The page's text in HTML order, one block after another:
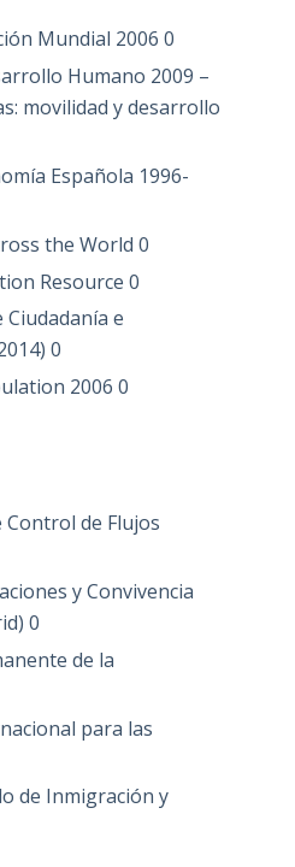
Mundial 2006 0
Humano 2009 –
movilidad y desarrollo
Española 1996-
the World 0
Resource 0
Ciudadanía e
0
2006 0
de Flujos
y Convivencia
0
de la
para las
de Inmigración y